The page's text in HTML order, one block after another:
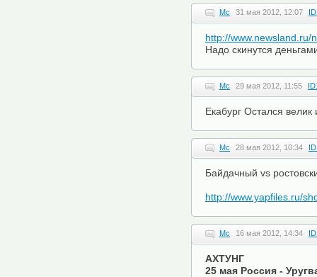
Mc 31 мая 2012, 12:07
http://www.newsland.ru/
Надо скинутся
Mc 29 мая 2012, 11:55
Екабург Остался
Mc 28 мая 2012, 10:34
Байдачный vs
http://www.yapfiles.ru/
Mc 16 мая 2012, 14:34
АХТУНГ
25 мая Россия -